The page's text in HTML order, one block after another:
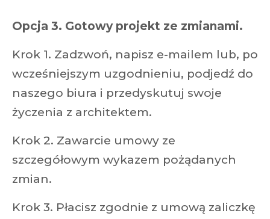
Opcja 3. Gotowy projekt ze zmianami.
Krok 1. Zadzwoń, napisz e-mailem lub, po
wcześniejszym uzgodnieniu, podjedź do
naszego biura i przedyskutuj swoje
życzenia z architektem.
Krok 2. Zawarcie umowy ze
szczegółowym wykazem pożądanych
zmian.
Krok 3. Płacisz zgodnie z umową zaliczkę